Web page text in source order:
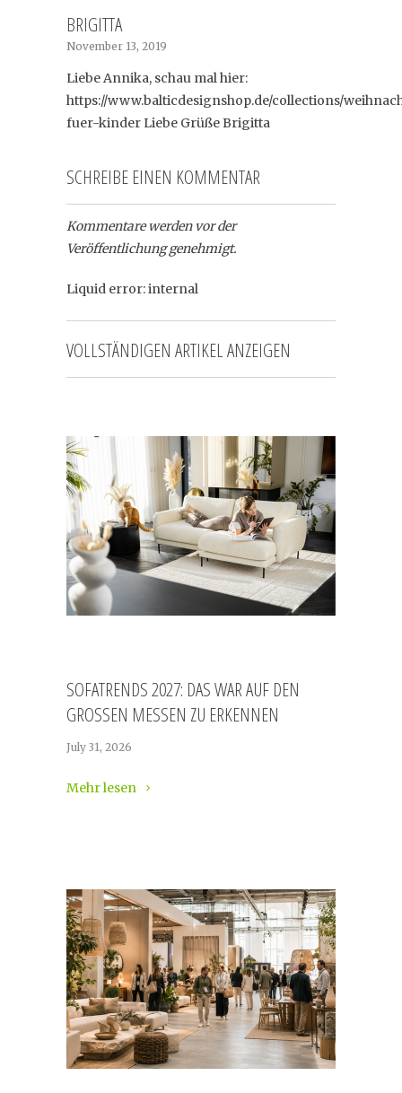
BRIGITTA
November 13, 2019
Liebe Annika, schau mal hier:
https://www.balticdesignshop.de/collections/
fuer-kinder Liebe Grüße Brigitta
SCHREIBE EINEN KOMMENTAR
Kommentare werden vor der
Veröffentlichung genehmigt.
Liquid error: internal
VOLLSTÄNDIGEN ARTIKEL ANZEIGEN
SOFATRENDS 2027: DAS WAR AUF DEN
GROSSEN MESSEN ZU ERKENNEN
July 31, 2026
Mehr lesen